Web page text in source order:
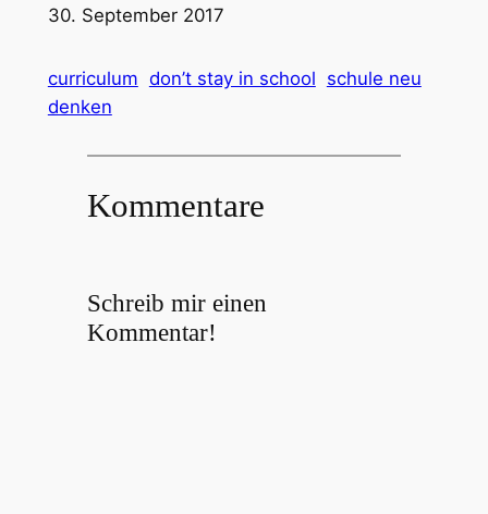
Datum
30. September 2017
curriculum don’t stay in school schule neu
denken
Kommentare
Schreib mir einen
Kommentar!